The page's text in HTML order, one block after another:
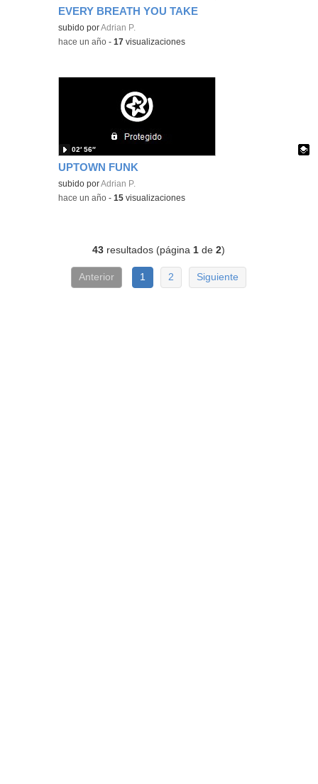
EVERY BREATH YOU TAKE
Contenido educativo.
subido porAdrian P.
-hace un año -17 visualizaciones
UPTOWN FUNK
Contenido educativo.
subido porAdrian P.
02′ 56″
-hace un año -15 visualizaciones
43 resultados (página 1 de2)
Anterior 1 2 Siguiente